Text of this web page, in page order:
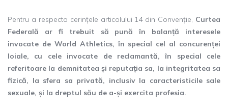
Pentru a respecta cerințele articolului 14 din Convenție, Curtea
Federală ar fi trebuit să pună în balanță interesele
invocate de World Athletics, în special cel al concurenței
loiale, cu cele invocate de reclamantă, în special cele
referitoare la demnitatea și reputația sa, la integritatea sa
fizică, la sfera sa privată, inclusiv la caracteristicile sale
sexuale, și la dreptul său de a-și exercita profesia.